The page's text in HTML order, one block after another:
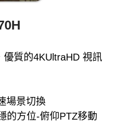
優質的4KUltraHD 視訊
場景切換
的方位-俯仰PTZ移動